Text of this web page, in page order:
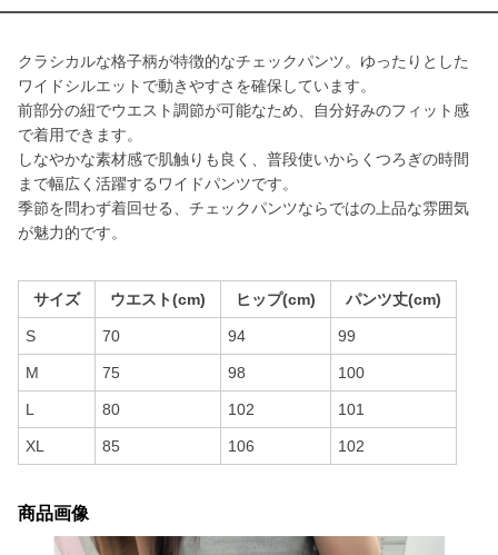
クラシカルな格子柄が特徴的なチェックパンツ。ゆったりとした
ワイドシルエットで動きやすさを確保しています。
前部分の紐でウエスト調節が可能なため、自分好みのフィット感
で着用できます。
しなやかな素材感で肌触りも良く、普段使いからくつろぎの時間
まで幅広く活躍するワイドパンツです。
季節を問わず着回せる、チェックパンツならではの上品な雰囲気
が魅力的です。
サイズ ウエスト(cm) ヒップ(cm) パンツ丈(cm)
S 70 94 99
M 75 98 100
L 80 102 101
XL 85 106 102
商品画像